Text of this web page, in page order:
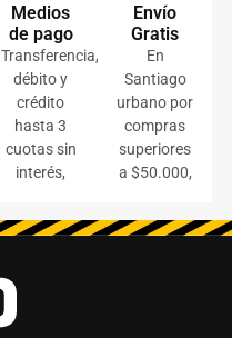
Medios
de pago
Transferencia,
débito y
crédito
hasta 3
cuotas sin
interés,
Envío
Gratis
En
Santiago
urbano por
compras
superiores
a $50.000,